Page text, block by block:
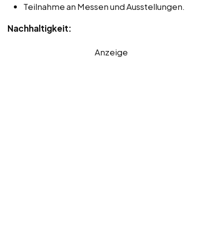
Teilnahme an Messen und Ausstellungen.
Nachhaltigkeit:
Anzeige